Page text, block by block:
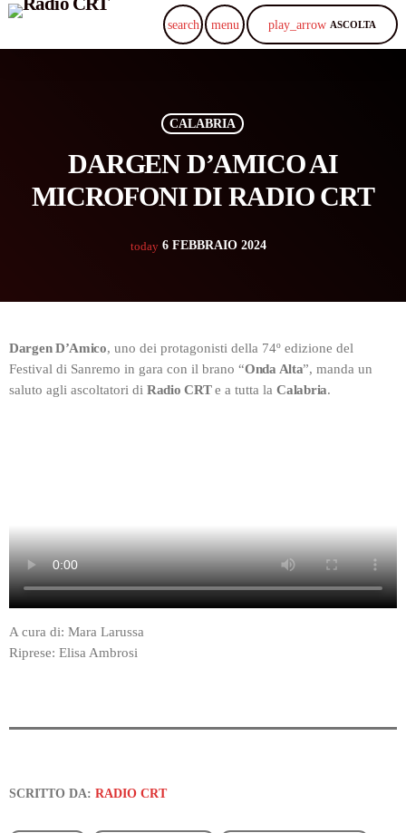
search menu play_arrow ASCOLTA
CALABRIA
DARGEN D’AMICO AI
MICROFONI DI RADIO CRT
today 6 FEBBRAIO 2024
Dargen D’Amico, uno dei protagonisti della 74º edizione del
Festival di Sanremo in gara con il brano “Onda Alta”, manda un
saluto agli ascoltatori di Radio CRTe a tutta laCalabria.
A cura di: Mara Larussa
Riprese: Elisa Ambrosi
SCRITTO DA: RADIO CRT